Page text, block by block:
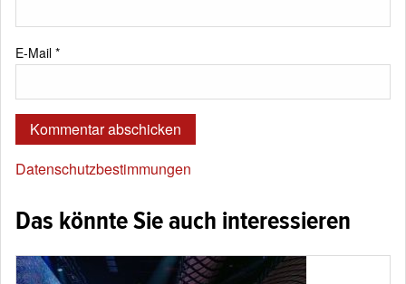
E-Mail *
Datenschutzbestimmungen
Das könnte Sie auch interessieren